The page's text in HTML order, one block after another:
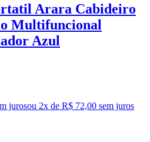
Arara Cabideiro
Multifuncional
Azul
jurosou 2x de R$ 72,00 sem juros